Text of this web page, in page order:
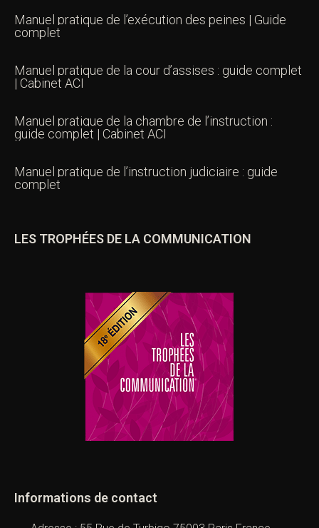
Manuel pratique de l’exécution des peines | Guide
complet
Manuel pratique de la cour d’assises : guide complet
| Cabinet ACI
Manuel pratique de la chambre de l’instruction :
guide complet | Cabinet ACI
Manuel pratique de l’instruction judiciaire : guide
complet
LES TROPHÉES DE LA COMMUNICATION
Informations de contact